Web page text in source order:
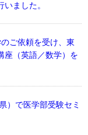
ました。
ご依頼を受け、東
座（英語／数学）を
）で医学部受験セミ